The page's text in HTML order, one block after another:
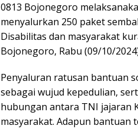
0813 Bojonegoro
menyalurkan 250 paket
Disabilitas dan masyarakat
Bojonegoro, Rabu (09/10/
Penyaluran ratusan bantuan
sebagai wujud kepedulian,
hubungan antara TNI jajaran
masyarakat. Adapun